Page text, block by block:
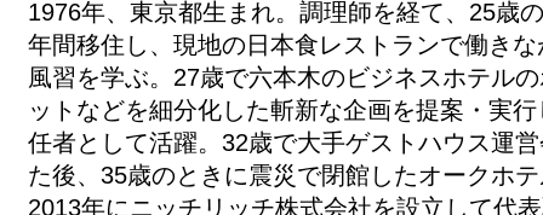
1976年、東京都生まれ。調理師を経て、25歳
年間移住し、現地の日本食レストランで働き
風習を学ぶ。27歳で六本木のビジネスホテル
ットなどを細分化した斬新な企画を提案・実
任者として活躍。32歳で大手ゲストハウス運
た後、35歳のときに震災で閉館したオークホ
2013年にニッチリッチ株式会社を設立して代